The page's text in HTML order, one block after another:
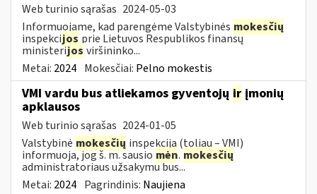
Web turinio sąrašas 2024-05-03
Informuojame, kad parengėme Valstybinės mokesčių
inspekcijos prie Lietuvos Respublikos finansų
ministerijos viršininko...
Metai: 2024 Mokesčiai: Pelno mokestis
VMI vardu bus atliekamos gyventojų ir įmonių
apklausos
Web turinio sąrašas 2024-01-05
Valstybinė mokesčių inspekcija (toliau – VMI)
informuoja, jog š. m. sausio mėn. mokesčių
administratoriaus užsakymu bus...
Metai: 2024 Pagrindinis: Naujiena